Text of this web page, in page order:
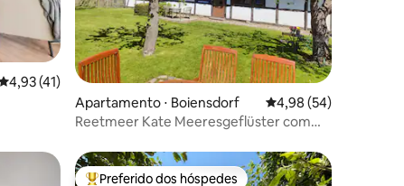
de uma avaliação média de 5, 41 avaliações
4,93 (41)
Apartamento ⋅ Boiensdorf 4,98 de uma
4,98 (54)
Reetmeer Kate Meeresgeflüster com
Preferido dos hóspedes